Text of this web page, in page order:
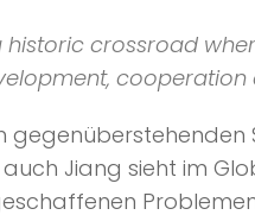
crossroad
cooperation
Jiang sieht im